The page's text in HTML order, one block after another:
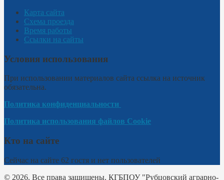
Карта сайта
Схема проезда
Время работы
Ссылки на сайты
Условия использования
При использовании материалов сайта ссылка на источник
обязательна.
Политика конфиденциальности
Политика использования файлов Cookie
Кто на сайте
Сейчас на сайте 62 гостя и нет пользователей
© 2026. Все права защищены. КГБПОУ "Рубцовский аграрно-